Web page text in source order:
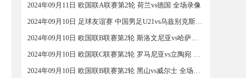
2024年09月11日 欧国联A联赛第2轮 荷兰vs德国 全场录像
2024年09月10日 足球友谊赛 中国男足U21vs乌兹别克斯坦U21 全场录像
2024年09月10日 欧国联B联赛第2轮 斯洛文尼亚vs哈萨克斯坦 全场录像
2024年09月10日 欧国联C联赛第2轮 罗马尼亚vs立陶宛 全场录像
2024年09月10日 欧国联B联赛第2轮 黑山vs威尔士 全场录像